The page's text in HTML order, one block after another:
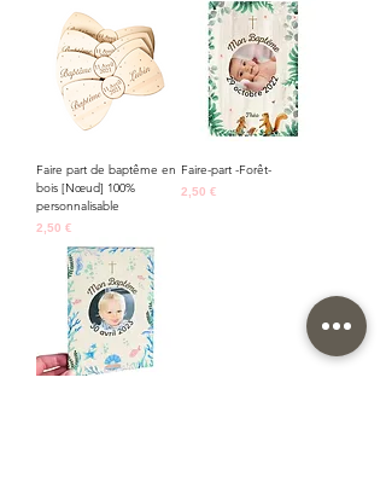
Faire part de baptême en
bois [Nœud] 100%
personnalisable
Prix
2,50 €
Faire-part -Forêt-
Prix
2,50 €